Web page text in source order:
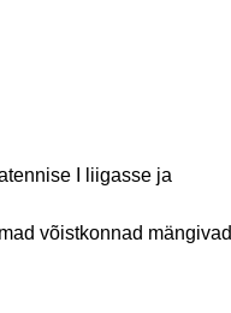
I liigasse ja
võistkonnad mängivad